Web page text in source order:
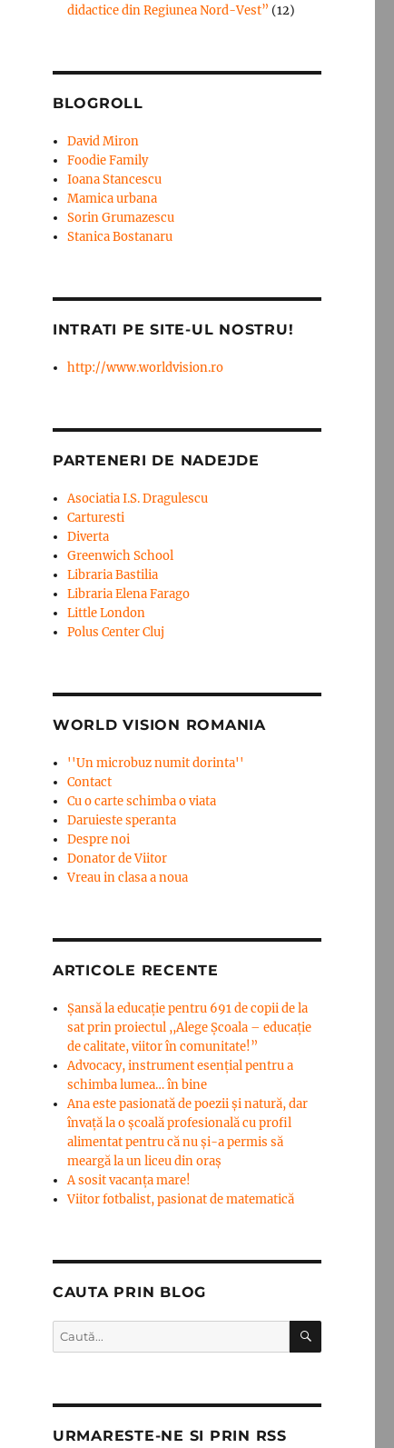
didactice din Regiunea Nord-Vest” (12)
BLOGROLL
David Miron
Foodie Family
Ioana Stancescu
Mamica urbana
Sorin Grumazescu
Stanica Bostanaru
INTRATI PE SITE-UL NOSTRU!
http://www.worldvision.ro
PARTENERI DE NADEJDE
Asociatia I.S. Dragulescu
Carturesti
Diverta
Greenwich School
Libraria Bastilia
Libraria Elena Farago
Little London
Polus Center Cluj
WORLD VISION ROMANIA
''Un microbuz numit dorinta''
Contact
Cu o carte schimba o viata
Daruieste speranta
Despre noi
Donator de Viitor
Vreau in clasa a noua
ARTICOLE RECENTE
Șansă la educație pentru 691 de copii de la
sat prin proiectul ,,Alege Școala – educație
de calitate, viitor în comunitate!”
Advocacy, instrument esenţial pentru a
schimba lumea… în bine
Ana este pasionată de poezii și natură, dar
învață la o școală profesională cu profil
alimentat pentru că nu și-a permis să
meargă la un liceu din oraș
A sosit vacanța mare!
Viitor fotbalist, pasionat de matematică
CAUTA PRIN BLOG
Caută
după:
CĂUTARE
URMARESTE-NE SI PRIN RSS